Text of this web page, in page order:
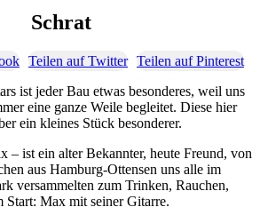
Schrat
Teilen auf Twitter Teilen auf Pinterest
ist jeder Bau etwas besonderes, weil uns
eine ganze Weile begleitet. Diese hier
ein kleines Stück besonderer.
– ist ein alter Bekannter, heute Freund, von
aus Hamburg-Ottensen uns alle im
versammelten zum Trinken, Rauchen,
Max mit seiner Gitarre.